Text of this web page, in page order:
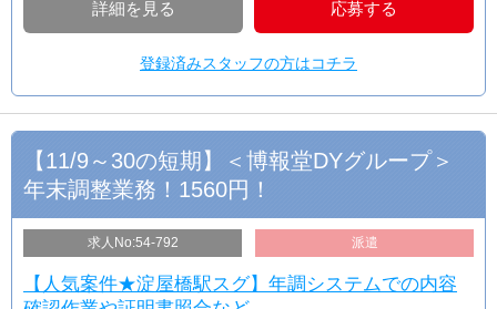
詳細を見る 応募する
登録済みスタッフの方はコチラ
【11/9～30の短期】＜博報堂DYグループ＞
年末調整業務！1560円！
求人No:54-792 派遣
【人気案件★淀屋橋駅スグ】年調システムでの内容